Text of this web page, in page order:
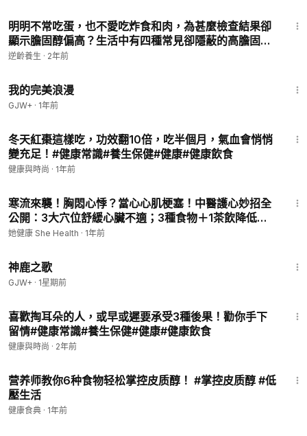
明明不常吃蛋，也不愛吃炸食和肉，為甚麼檢查結果卻
顯示膽固醇偏高？生活中有四種常見卻隱蔽的高膽固醇
飲食習慣，是否是你無意中攝入過量膽固醇的原因？
逆齡養生 · 2年前
我的完美浪漫
GJW+ · 1年前
冬天紅棗這樣吃，功效翻10倍，吃半個月，氣血會悄悄
變充足！#健康常識#養生保健#健康#健康飲食
健康與時尚 · 1年前
寒流來襲！胸悶心悸？當心心肌梗塞！中醫護心妙招全
公開：3大穴位舒緩心臟不適；3種食物＋1茶飲降低膽
固醇，減少血栓風險；1居家運動強健心血管｜蕭文豪
她健康 She Health · 1年前
神鹿之歌
GJW+ · 1星期前
喜歡掏耳朵的人，或早或遲要承受3種後果！勸你手下
留情#健康常識#養生保健#健康#健康飲食
健康與時尚 · 2年前
营养师教你6种食物轻松掌控皮质醇！ #掌控皮质醇 #低
壓生活
健康食典 · 1年前